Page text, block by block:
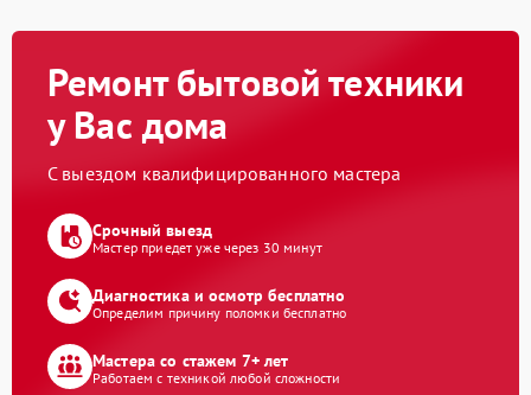
Ремонт бытовой техники
у Вас дома
С выездом квалифицированного мастера
Срочный выезд
Мастер приедет уже через 30 минут
Диагностика и осмотр бесплатно
Определим причину поломки бесплатно
Мастера со стажем 7+ лет
Работаем с техникой любой сложности